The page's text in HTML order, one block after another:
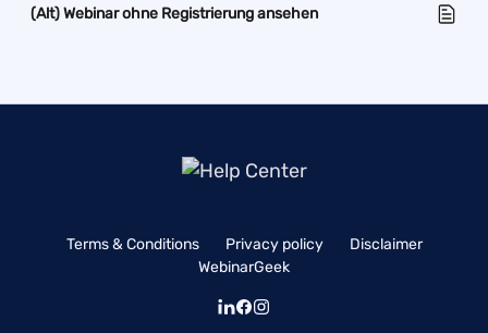
(Alt) Webinar ohne Registrierung ansehen
Terms & Conditions Privacy policy
Disclaimer
WebinarGeek